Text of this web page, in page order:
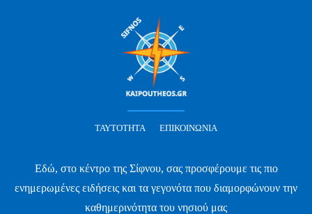
ΤΑΥΤΌΤΗΤΑ ΕΠΙΚΟΙΝΩΝΊΑ
Εδώ, στο κέντρο της Σίφνου, σας προσφέρουμε τις πιο
ενημερωμένες ειδήσεις και τα γεγονότα που διαμορφώνουν την
καθημερινότητα του νησιού μας